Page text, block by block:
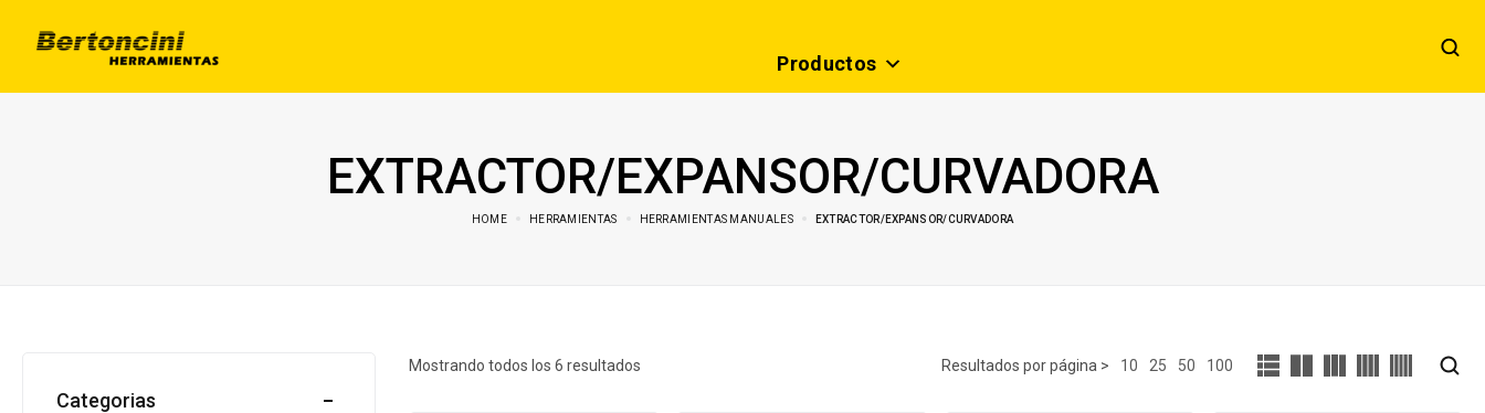
Productos
EXTRACTOR/EXPANSOR/CURVADORA
HOME HERRAMIENTAS HERRAMIENTAS MANUALES EXTRACTOR/EXPANSOR/CURVADORA
Categorias
Mostrando todos los 6 resultados 10 25 50 100